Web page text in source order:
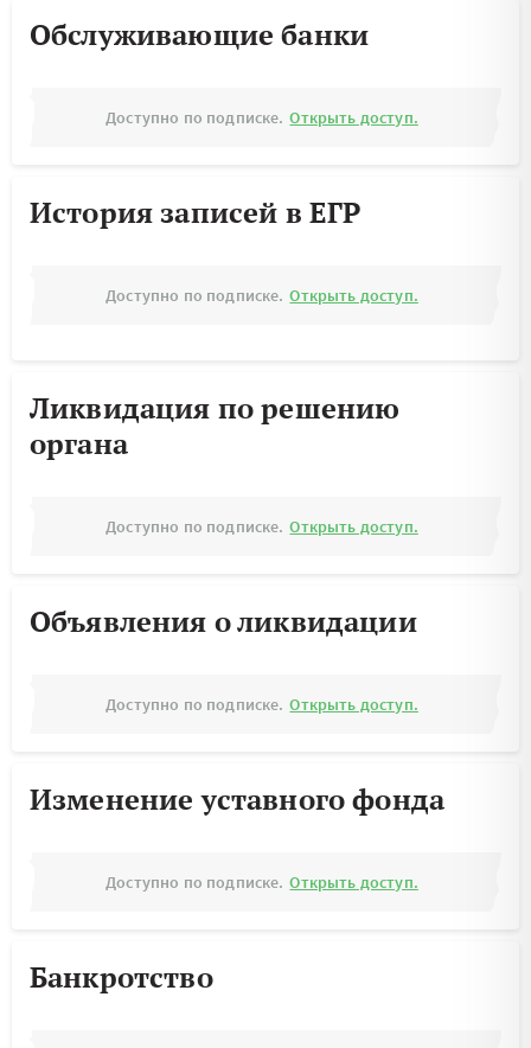
Обслуживающие банки
Доступно по подписке. Открыть доступ.
История записей в ЕГР
Доступно по подписке. Открыть доступ.
Ликвидация по решению
органа
Доступно по подписке. Открыть доступ.
Объявления о ликвидации
Доступно по подписке. Открыть доступ.
Изменение уставного фонда
Доступно по подписке. Открыть доступ.
Банкротство